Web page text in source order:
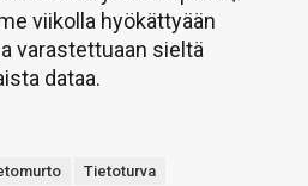
viikolla hyökättyään
varastettuaan sieltä
dataa.
Tietoturva